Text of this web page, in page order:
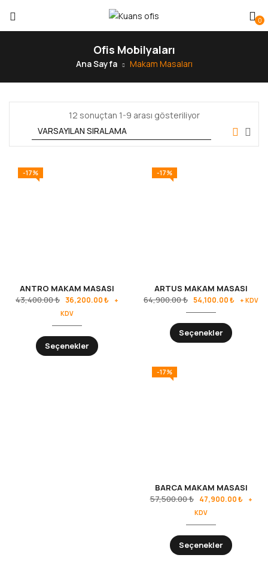
0
Ofis Mobilyaları
Ana Sayfa Makam Masaları
12 sonuçtan 1-9 arası gösteriliyor
-17%
ANTRO MAKAM MASASI
43,400.00₺ 36,200.00₺
+
KDV
Seçenekler
-17%
ARTUS MAKAM MASASI
64,900.00₺ 54,100.00₺ + KDV
Seçenekler
-17%
BARCA MAKAM MASASI
57,500.00₺ 47,900.00₺
+
KDV
Seçenekler